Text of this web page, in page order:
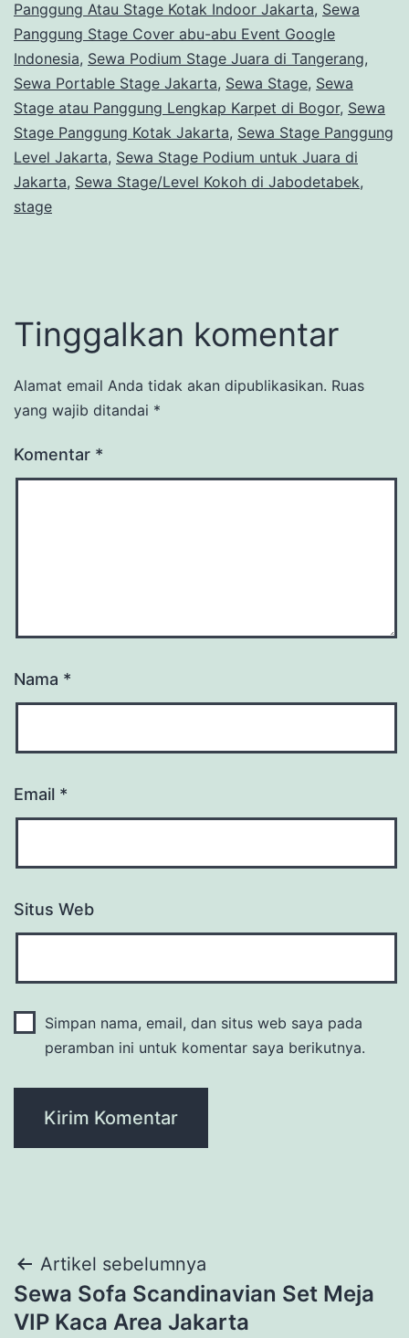
Panggung Atau Stage Kotak Indoor Jakarta, Sewa
Panggung Stage Cover abu-abu Event Google
Indonesia, Sewa Podium Stage Juara di Tangerang,
Sewa Portable Stage Jakarta, Sewa Stage, Sewa
Stage atau Panggung Lengkap Karpet di Bogor, Sewa
Stage Panggung Kotak Jakarta, Sewa Stage Panggung
Level Jakarta, Sewa Stage Podium untuk Juara di
Jakarta, Sewa Stage/Level Kokoh di Jabodetabek,
stage
Tinggalkan komentar
Alamat email Anda tidak akan dipublikasikan. Ruas
yang wajib ditandai *
Komentar *
Nama *
Email *
Situs Web
Simpan nama, email, dan situs web saya pada
peramban ini untuk komentar saya berikutnya.
Navigasi
pos
Artikel sebelumnya
Sewa Sofa Scandinavian Set Meja
VIP Kaca Area Jakarta